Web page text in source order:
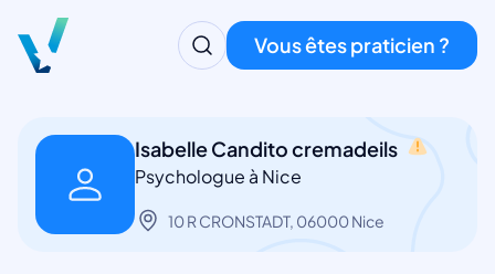
Vous êtes praticien ?
Isabelle Candito cremadeils
Psychologue à Nice
10 R CRONSTADT, 06000 Nice